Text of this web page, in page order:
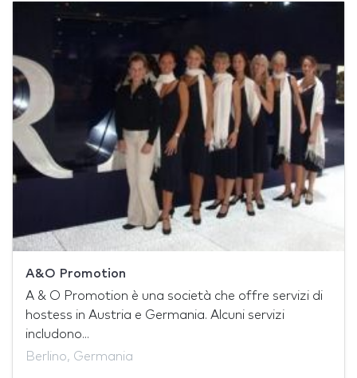
A&O Promotion
A & O Promotion è una società che offre servizi di
hostess in Austria e Germania. Alcuni servizi
includono...
Berlino, Germania